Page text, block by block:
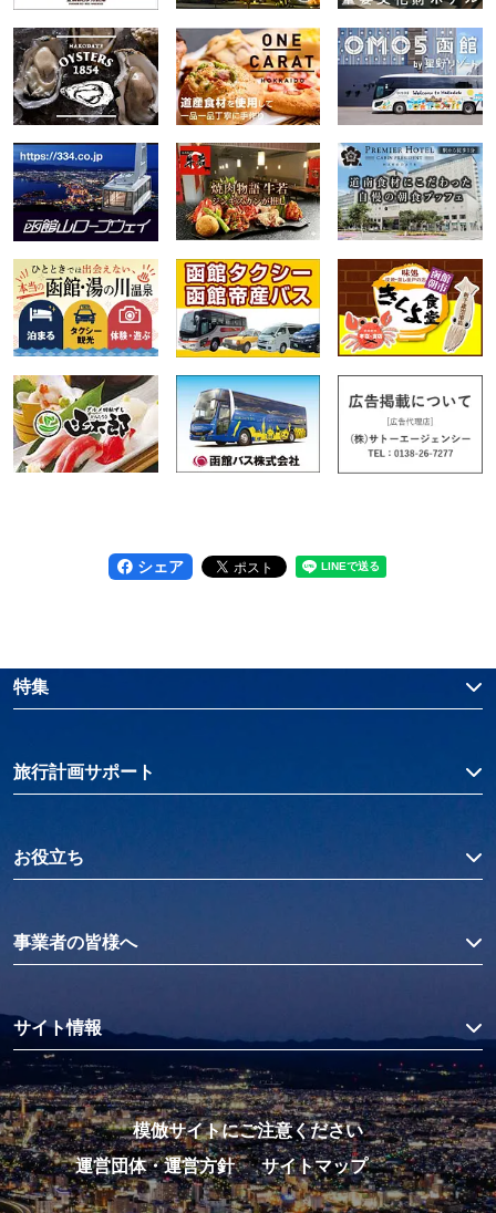
イカに狙いを定め、耳（エンペラ）に釣り針をひ
っかけるようにして釣ります。 釣ったイカを掲
げて記念写真を撮るのが定番の楽しみ方です。釣
り上げた瞬間にイカが勢いよく水を吐き、服や荷
物にかかることもありますが、それも旅の思い出
になることでしょう。 釣ったイカは、職人さん
が見事な包丁さばきで刺身にしてくれます。おろ
し生姜を混ぜた醤油にゴロ（イカの内臓）を少し
溶かして食べるのが函館流の食べ方です。 ◆や
っぱりカニ！ 専門店を訪ねてみよう 旅行者の
かたに圧倒的な人気を誇る「カニ」。函館朝市に
もカニを販売する店が多くあります。今回はその
中から3軒訪ねてみました。 函館朝市どんぶり
横丁市場にあるカニ専門店「稲場魚介苑」。タラ
バガニや毛ガニが入った大きな生け簀が目を引き
ます。活ガニを1ぱい丸ごと購入すれば、その場
目。おつまみにもご飯のおともにもぴったりで
ニのうまみをより引き出すため、茹でる際に函館
真昆布（白口浜昆布）を使うのが独自のこだわり
らかな「いかめし」が自宅で作れるセットなど、
ほかにはないオリジナル商品も多数。気になるこ
段でカニを売る「函館カネニ」（えきに市場内）
か、生またはボイルで自宅まで指定した日に届け
てくれます。 オリジナルの松前漬各種はテレビ
ショッピングで紹介されたこともあり、全国にフ
ァンが多い商品です。 小気味のいいリズムで
刃を動かして昆布を薄く削っているのは、えきに
市場内の昆布専門店「梶原昆布店」。削られた昆
シェア
特集
旅行計画サポート
お役立ち
事業者の皆様へ
サイト情報
模倣サイトにご注意ください
運営団体・運営方針
サイトマップ